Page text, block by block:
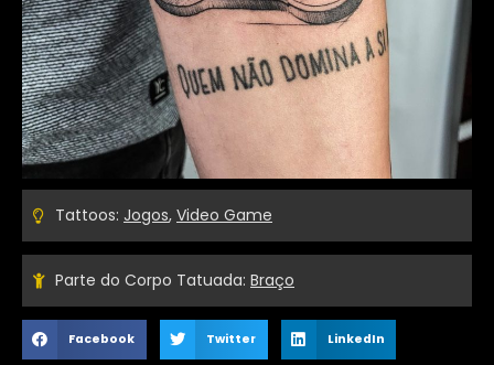
Tattoos: Jogos, Video Game
Parte do Corpo Tatuada: Braço
Facebook Twitter LinkedIn